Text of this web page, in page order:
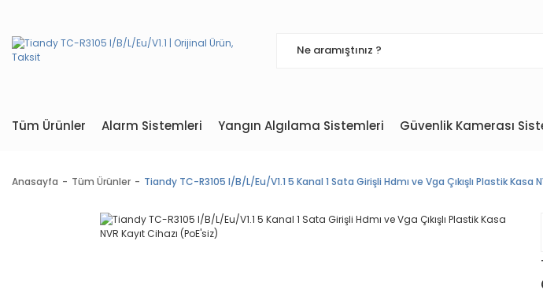
Tüm Ürünler Alarm Sistemleri Yangın Algılama Sistemleri Güvenlik Kamerası
Anasayfa Tüm Ürünler Tiandy TC-R3105 I/B/L/Eu/V1.1 5 Kanal 1 Sata Girişli Hdmı ve Vga Çıkışlı Plastik Kasa